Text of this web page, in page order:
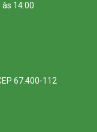
14:00
67.400-112